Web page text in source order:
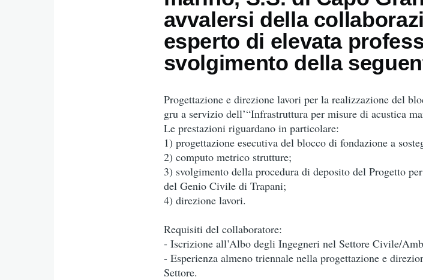
avvalersi della
esperto di elevata
svolgimento della
Progettazione e direzione lavori per la realizzazione del
gru a servizio dell’“Infrastruttura per misure di acustica
Le prestazioni riguardano in particolare:
1) progettazione esecutiva del blocco di fondazione a
2) computo metrico strutture;
3) svolgimento della procedura di deposito del Progetto
del Genio Civile di Trapani;
4) direzione lavori.
Requisiti del collaboratore:
- Iscrizione all’Albo degli Ingegneri nel Settore Civile/
- Esperienza almeno triennale nella progettazione e
Settore.